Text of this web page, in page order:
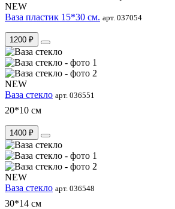
NEW
Ваза пластик 15*30 см. арт. 037054
1200 ₽
NEW
Ваза стекло арт. 036551
20*10 см
1400 ₽
NEW
Ваза стекло арт. 036548
30*14 см